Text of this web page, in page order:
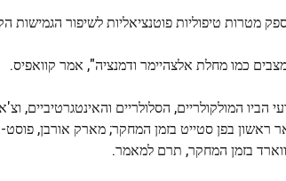
כמו מחלת אלצהיימר ודמנציה", אמר קוואפיס.
המולקולריים, הסלולריים והאינטגרטיביים,
ראשון בפן סטייט בזמן המחקר; מארק אורבן,